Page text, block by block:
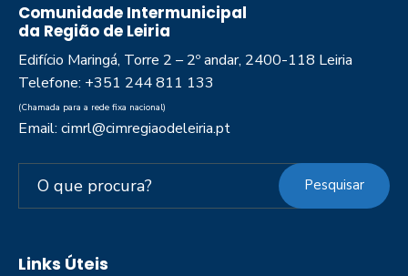
Comunidade Intermunicipal
da Região de Leiria
Edifício Maringá, Torre 2 – 2º andar, 2400-118 Leiria
Telefone: +351 244 811 133
(Chamada para a rede fixa nacional)
Email: cimrl@cimregiaodeleiria.pt
Pesquisar
Links Úteis